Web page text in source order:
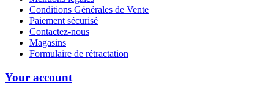
Conditions Générales de Vente
Paiement sécurisé
Contactez-nous
Magasins
Formulaire de rétractation
Your account